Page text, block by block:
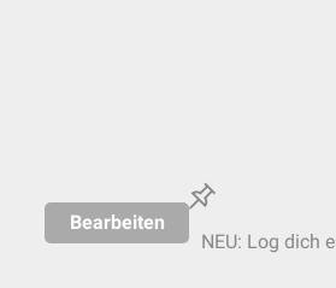
Bearbeiten
NEU: Log dich